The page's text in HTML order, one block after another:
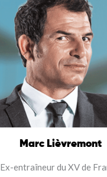
Marc Lièvremont
Ex-entraîneur du XV de